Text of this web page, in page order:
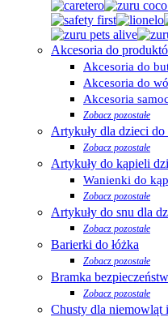
Akcesoria do
Akcesoria do
Akcesoria do
Akcesoria
Zobacz pozostałe
Artykuły dla dzieci do
Zobacz pozostałe
Artykuły do kąpieli
Wanienki do
Zobacz pozostałe
Artykuły do snu dla
Zobacz pozostałe
Barierki do łóżka
Zobacz pozostałe
Bramka
Zobacz pozostałe
Chusty dla niemowląt